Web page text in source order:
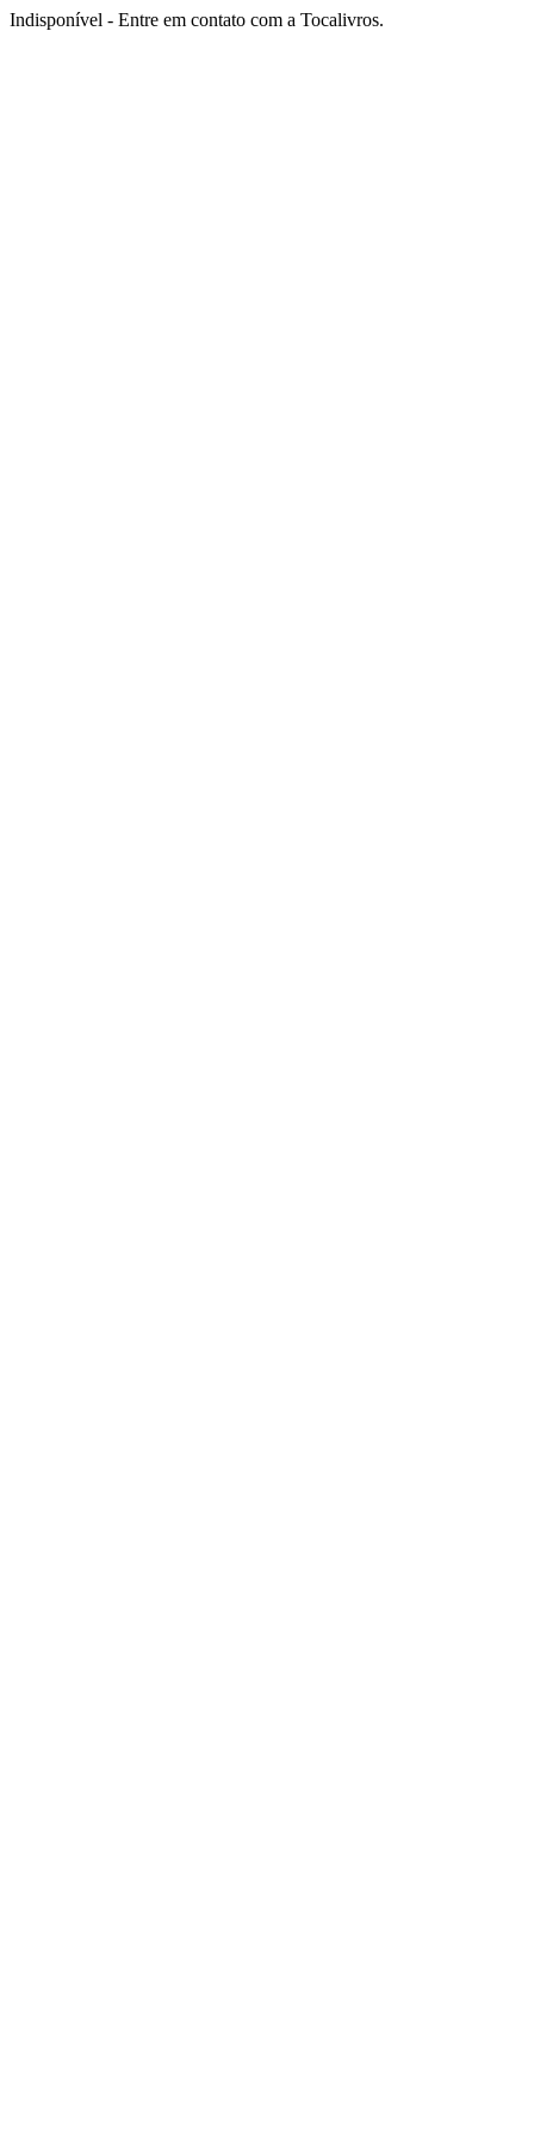
Indisponível - Entre em contato com a Tocalivros.